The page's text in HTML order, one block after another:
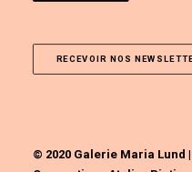
RECEVOIR NOS
© 2020 Galerie Maria Lund